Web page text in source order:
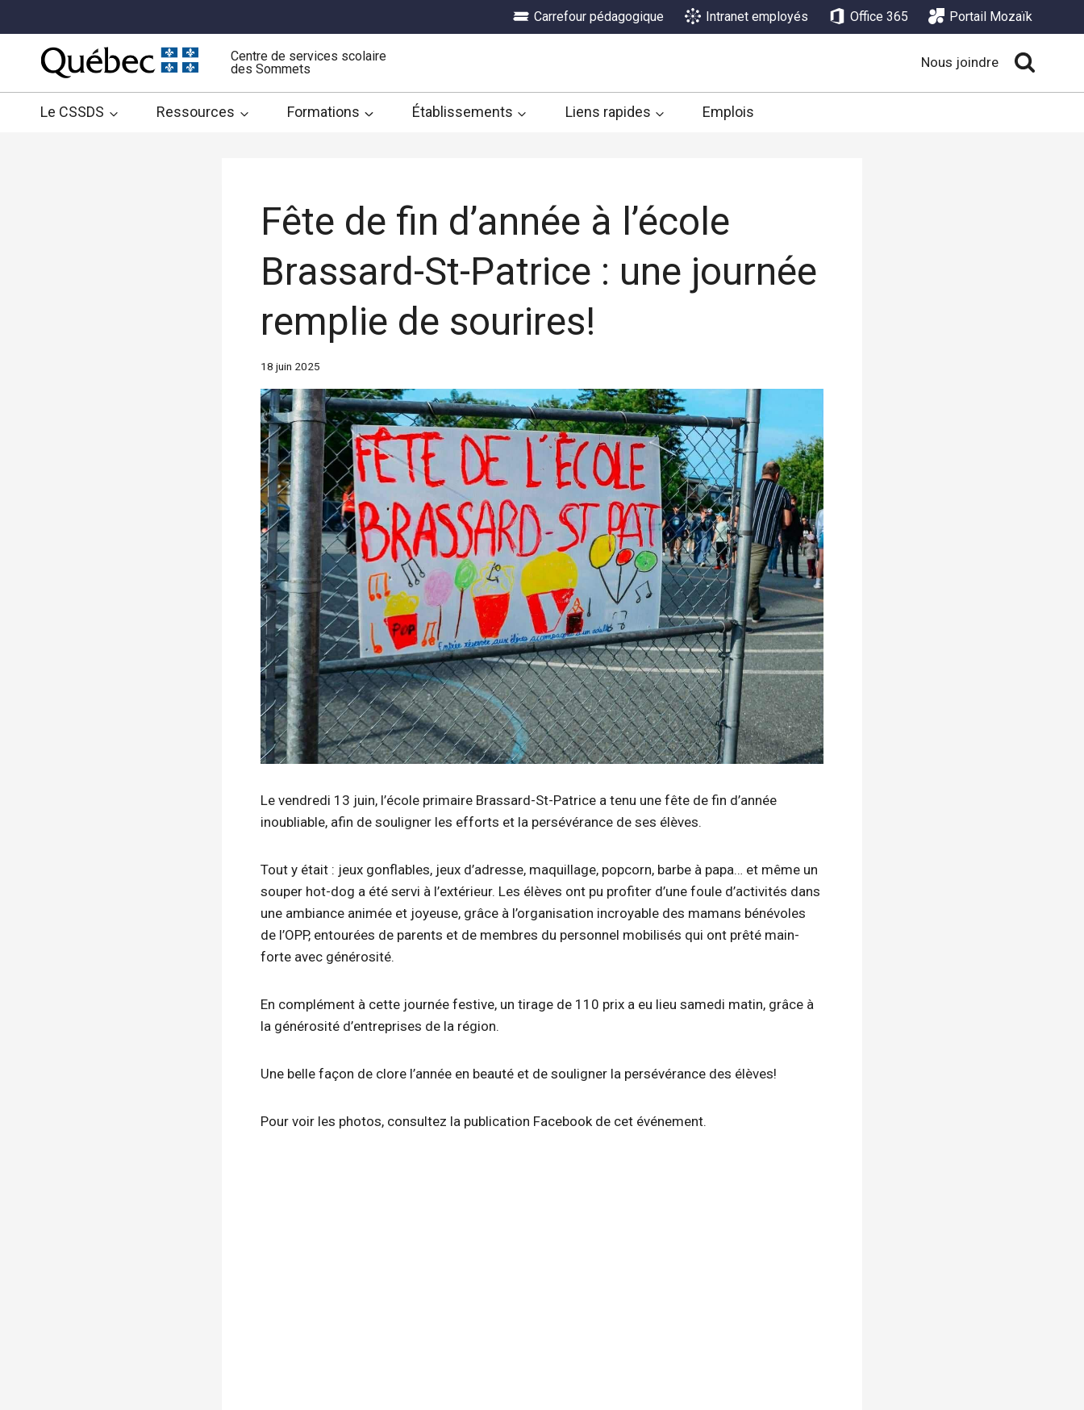
au
contenu
Carrefour pédagogique Intranet employés Office 365 Portail Mozaïk
Centre de services scolaire
des Sommets
Nous joindre
Le CSSDS Ressources Formations Établissements Liens rapides Emplois
Fête de fin d’année à l’école
Brassard-St-Patrice : une journée
remplie de sourires!
18 juin 2025
Le vendredi 13 juin, l’école primaire Brassard-St-Patrice a tenu une fête de fin d’année
inoubliable, afin de souligner les efforts et la persévérance de ses élèves.
Tout y était : jeux gonflables, jeux d’adresse, maquillage, popcorn, barbe à papa… et même un
souper hot-dog a été servi à l’extérieur. Les élèves ont pu profiter d’une foule d’activités dans
une ambiance animée et joyeuse, grâce à l’organisation incroyable des mamans bénévoles
de l’OPP, entourées de parents et de membres du personnel mobilisés qui ont prêté main-
forte avec générosité.
En complément à cette journée festive, un tirage de 110 prix a eu lieu samedi matin, grâce à
la générosité d’entreprises de la région.
Une belle façon de clore l’année en beauté et de souligner la persévérance des élèves!
Pour voir les photos, consultez la publication Facebook de cet événement.